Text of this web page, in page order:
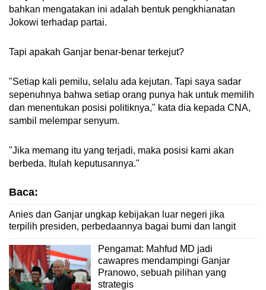
bahkan mengatakan ini adalah bentuk pengkhianatan
Jokowi terhadap partai.
Tapi apakah Ganjar benar-benar terkejut?
"Setiap kali pemilu, selalu ada kejutan. Tapi saya sadar
sepenuhnya bahwa setiap orang punya hak untuk memilih
dan menentukan posisi politiknya," kata dia kepada CNA,
sambil melempar senyum.
"Jika memang itu yang terjadi, maka posisi kami akan
berbeda. Itulah keputusannya."
Baca:
Anies dan Ganjar ungkap kebijakan luar negeri jika
terpilih presiden, perbedaannya bagai bumi dan langit
Pengamat: Mahfud MD jadi
cawapres mendampingi Ganjar
Pranowo, sebuah pilihan yang
strategis